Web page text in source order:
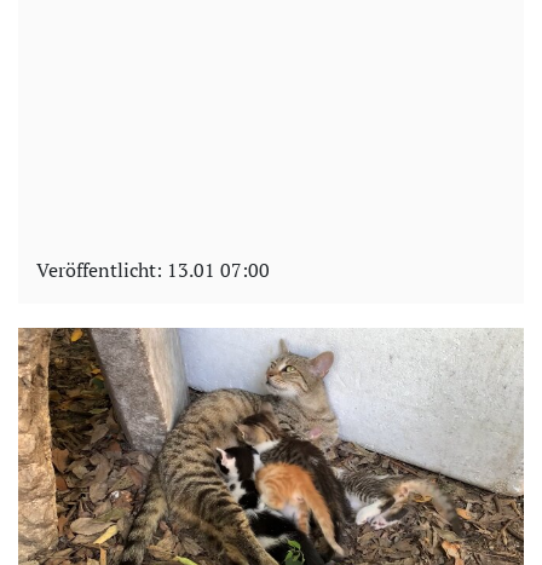
Veröffentlicht: 13.01 07:00